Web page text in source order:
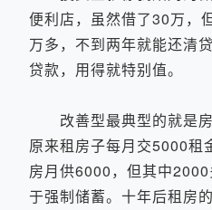
便利店，虽然借了30万，
万多，不到两年就能还清
贷款，用得就特别值。
改善型最典型的就是房
原来租房子每月交5000租
房月供6000，但其中
于强制储蓄。十年后租房